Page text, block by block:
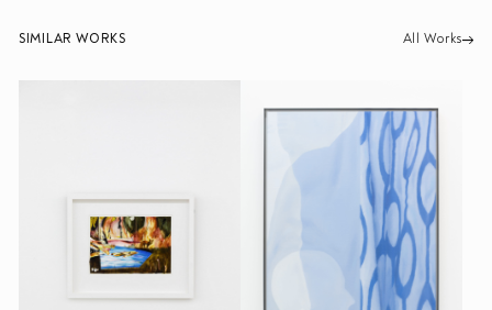
SIMILAR WORKS All Works